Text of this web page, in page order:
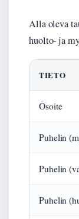
Alla oleva
huolto- ja
TIETO
Osoite
Puhelin
Puhelin
Puhelin